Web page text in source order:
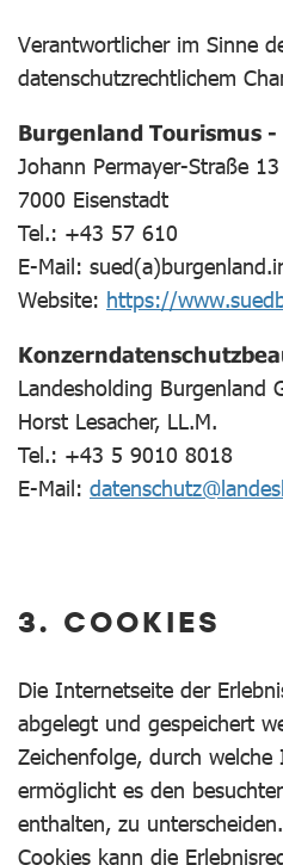
Verantwortlicher im Sinne
datenschutzrechtlichem
Burgenland Tourismus
Johann Permayer-Straße 13
7000 Eisenstadt
Tel.: +43 57 610
E-Mail:
Website: https://
Landesholding Burgenland
Horst Lesacher, LL.M.
Tel.: +43 5 9010 8018
E-Mail:
3. COOKIES
Die Internetseite der
abgelegt und gespeichert
Zeichenfolge, durch
ermöglicht es den
enthalten, zu
Cookies kann die